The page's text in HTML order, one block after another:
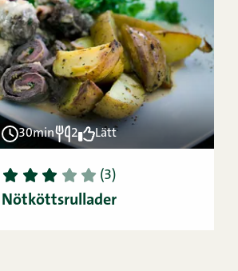
30min 2 Lätt
1 2 3 4 5 (3)
Nötköttsrullader